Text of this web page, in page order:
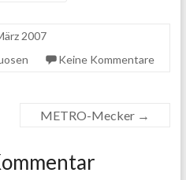
2007
Keine Kommentare
METRO-Mecker →